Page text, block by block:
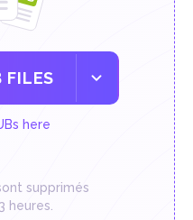
FILES
here
supprimés
heures.